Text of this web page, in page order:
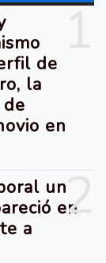
de
la
en
2
un
en
a